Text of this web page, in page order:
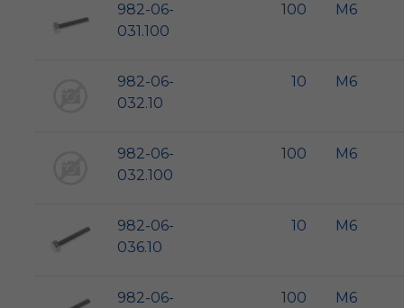
982-06-
031.100
100 M6
982-06-
032.10
10 M6
982-06-
032.100
100 M6
982-06-
036.10
10 M6
982-06-
100 M6